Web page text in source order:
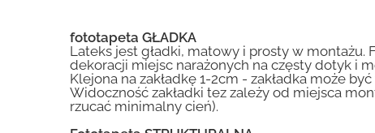
fototapeta GŁADKA
Lateks jest gładki, matowy i prosty w
dekoracji miejsc narażonych na częsty dotyk i
Klejona na zakładkę 1-2cm - zakładka może
Widoczność zakładki tez zależy od miejsca
rzucać minimalny cień).